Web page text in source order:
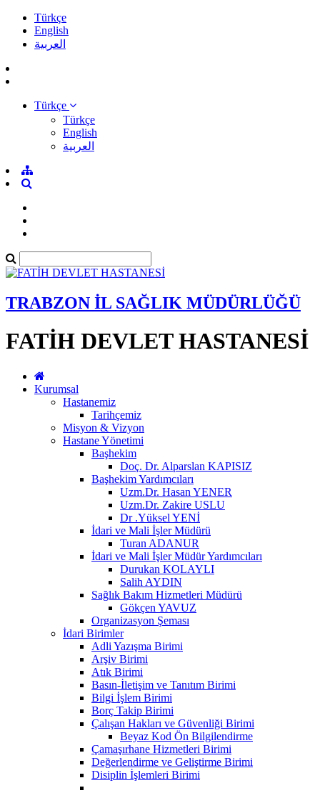
Türkçe
English
العربية
Türkçe
Türkçe
English
العربية
TRABZON İL SAĞLIK MÜDÜRLÜĞÜ
FATİH DEVLET HASTANESİ
Kurumsal
Hastanemiz
Tarihçemiz
Misyon & Vizyon
Hastane Yönetimi
Başhekim
Doç. Dr. Alparslan KAPISIZ
Başhekim Yardımcıları
Uzm.Dr. Hasan YENER
Uzm.Dr. Zakire USLU
Dr .Yüksel YENİ
İdari ve Mali İşler Müdürü
Turan ADANUR
İdari ve Mali İşler Müdür Yardımcıları
Durukan KOLAYLI
Salih AYDIN
Sağlık Bakım Hizmetleri Müdürü
Gökçen YAVUZ
Organizasyon Şeması
İdari Birimler
Adli Yazışma Birimi
Arşiv Birimi
Atık Birimi
Basın-İletişim ve Tanıtım Birimi
Bilgi İşlem Birimi
Borç Takip Birimi
Çalışan Hakları ve Güvenliği Birimi
Beyaz Kod Ön Bilgilendirme
Çamaşırhane Hizmetleri Birimi
Değerlendirme ve Geliştirme Birimi
Disiplin İşlemleri Birimi